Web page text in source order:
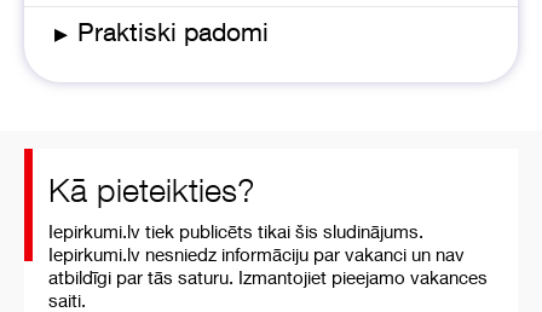
▸ Praktiski padomi
Kā pieteikties?
Iepirkumi.lv tiek publicēts tikai šis sludinājums.
Iepirkumi.lv nesniedz informāciju par vakanci un nav
atbildīgi par tās saturu. Izmantojiet pieejamo vakances
saiti.